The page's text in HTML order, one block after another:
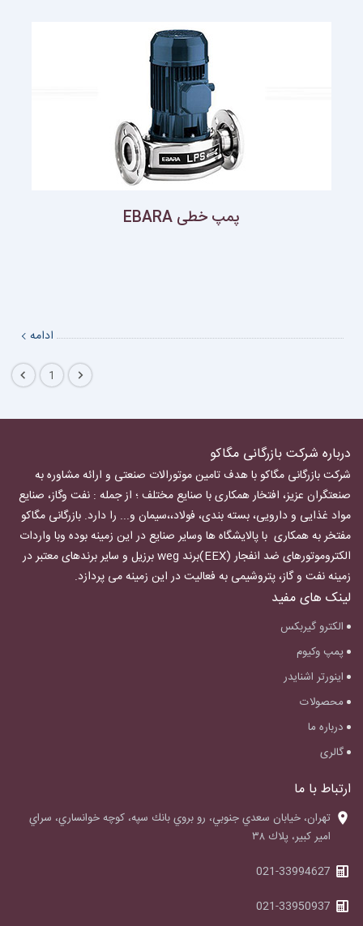
پمپ خطی EBARA
ادامه
1
درباره شرکت بازرگانی مگاکو
شرکت بازرگانی مگاکو با هدف تامین موتورالات صنعتی و ارائه مشاوره به
صنعتگران عزیز، افتخار همکاری با صنایع مختلف ؛ از جمله : نفت وگاز، صنایع
مواد غذایی و دارویی، بسته بندی، فولاد،،سیمان و... را دارد. بازرگانی مگاکو
مفتخر به همکاری با پالایشگاه ها وسایر صنایع در این زمینه بوده وبا واردات
الکتروموتورهای ضد انفجار
(EEX)برند weg برزیل و سایر برندهای معتبر در
زمینه نفت و گاز، پتروشیمی به فعالیت در این زمینه می پردازد.
لینک های مفید
الکترو گیربکس
پمپ وکیوم
اینورتر اشنایدر
محصولات
درباره ما
گالری
ارتباط با ما
‌تهران، خيابان سعدي جنوبي، رو بروي بانك سپه، كوچه خوانساري، سراي
امير كبير، پلاك ٣٨
021-33994627
021-33950937